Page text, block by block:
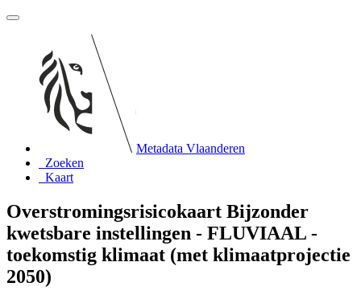
Metadata Vlaanderen
Zoeken
Kaart
Overstromingsrisicokaart Bijzonder
kwetsbare instellingen - FLUVIAAL -
toekomstig klimaat (met klimaatprojectie
2050)